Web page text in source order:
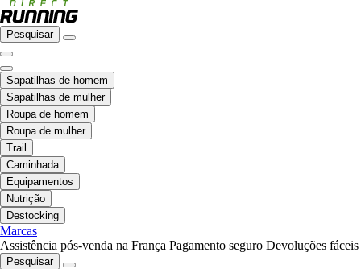
Pesquisar
Sapatilhas de homem
Sapatilhas de mulher
Roupa de homem
Roupa de mulher
Trail
Caminhada
Equipamentos
Nutrição
Destocking
Marcas
Assistência pós-venda na França Pagamento seguro Devoluções fáceis
Pesquisar